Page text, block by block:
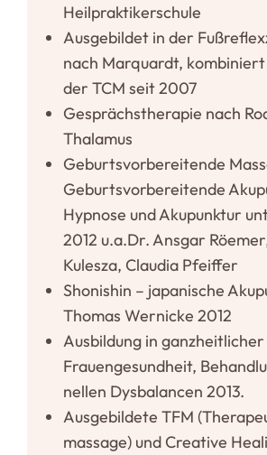
Heilpraktikerschule
Aus­ge­bildet in der
nach Mar­quardt,
der TCM seit 2007
Gesprächs­the­rapie nach
Thalamus
Geburts­vor­be­rei­tende
Geburts­vor­be­rei­tende
Hypnose und Aku­punktur
2012 u.a.Dr. Ansgar
Kulesza, Claudia Pfeiffer
Sho­nishin – japa­nische
Thomas Wer­nicke 2012
Aus­bildung in ganz­heit­licher
Frauengesundheit,
nellen Dys­ba­lancen 2013.
Aus­ge­bildete TFM
massage) und Creative